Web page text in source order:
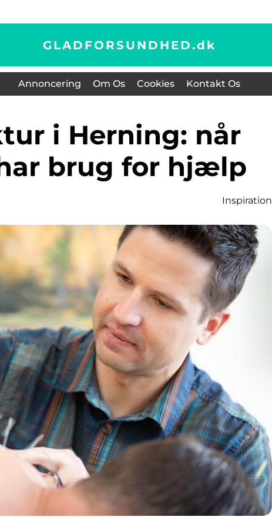
GLADFORSUNDHED.dk
Annoncering Om Os Cookies Kontakt Os
brug for hjælp
Inspiration